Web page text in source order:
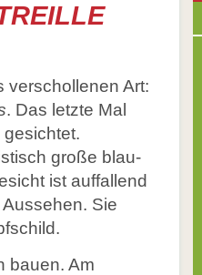
Jahres
verschollenen Art:
. Das letzte Mal
große blau-
ist auffallend
Sie
bauen. Am